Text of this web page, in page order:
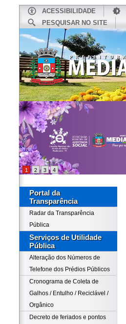
ACESSIBILIDADE
PESQUISAR NO SITE
1 2 3 4
Portal da
Transparência
Radar da Transparência
Pública
Serviços de Utilidade
Pública
Alteração dos Números de
Telefone dos Prédios Públicos
Cronograma de Coleta de
Galhos / Entulho / Reciclável /
Orgânico
Decreto de feriados e pontos